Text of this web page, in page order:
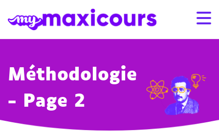
S'ABONNER CONNEXION
01 49 08 38 00
Par classe
Méthodologie
- Page 2